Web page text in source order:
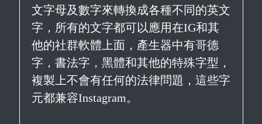
文字母及數字來轉換成各種不同的英文
字，所有的文字都可以應用在IG和其
他的社群軟體上面，產生器中有哥德
字，書法字，黑體和其他的特殊字型，
複製上不會有任何的法律問題，這些字
元都兼容Instagram。